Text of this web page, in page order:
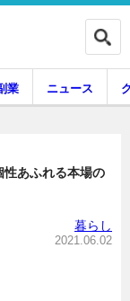
インタビュー
業 ニュース
性あふれる本場の
暮らし
2021.06.02